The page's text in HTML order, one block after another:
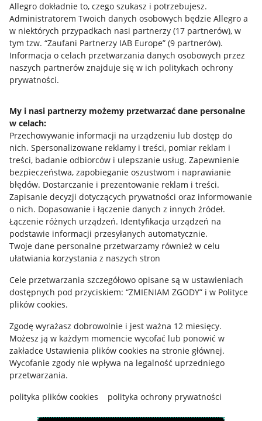
Allegro dokładnie to, czego szukasz i potrzebujesz.
Administratorem Twoich danych osobowych będzie Allegro a
w niektórych przypadkach nasi partnerzy (17 partnerów), w
tym tzw. “Zaufani Partnerzy IAB Europe” (9 partnerów).
Informacja o celach przetwarzania danych osobowych przez
naszych partnerów znajduje się w ich politykach ochrony
prywatności.
My i nasi partnerzy możemy przetwarzać dane personalne
w celach:
Przechowywanie informacji na urządzeniu lub dostęp do
nich. Spersonalizowane reklamy i treści, pomiar reklam i
treści, badanie odbiorców i ulepszanie usług. Zapewnienie
bezpieczeństwa, zapobieganie oszustwom i naprawianie
błędów. Dostarczanie i prezentowanie reklam i treści.
Zapisanie decyzji dotyczących prywatności oraz informowanie
o nich. Dopasowanie i łączenie danych z innych źródeł.
Łączenie różnych urządzeń. Identyfikacja urządzeń na
podstawie informacji przesyłanych automatycznie.
Twoje dane personalne przetwarzamy również w celu
ułatwiania korzystania z naszych stron
Cele przetwarzania szczegółowo opisane są w ustawieniach
dostępnych pod przyciskiem: “ZMIENIAM ZGODY” i w Polityce
plików cookies.
Zgodę wyrażasz dobrowolnie i jest ważna 12 miesięcy.
Możesz ją w każdym momencie wycofać lub ponowić w
zakładce Ustawienia plików cookies na stronie głównej.
Wycofanie zgody nie wpływa na legalność uprzedniego
przetwarzania.
polityka plików cookies
polityka ochrony prywatności
Przydatne informacje
Jak to działa
Allegro Gadane dla sprzedających
Allegro Gadane dla kupujących
Mapa miejscowości
Informacje prawne
Regulamin
Polityka plików "cookies"
Ustawienia plików "cookies"
Udostępnianie lokalizacji
Informacje dla Aktu o Usługach Cyfrowych
Pobierz aplikację